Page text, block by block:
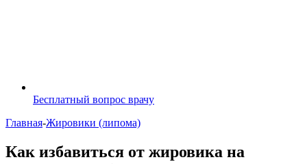
Бесплатный вопрос врачу
Главная-Жировики (липома)
Как избавиться от жировика на